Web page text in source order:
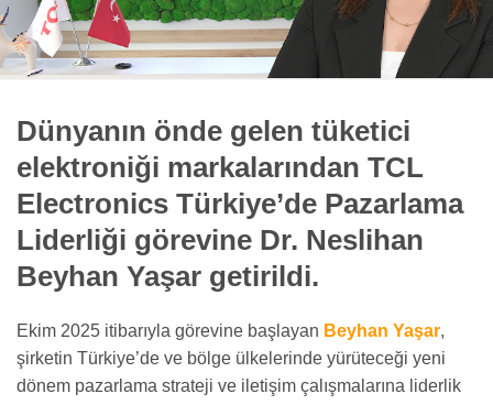
Dünyanın önde gelen tüketici
elektroniği markalarından TCL
Electronics Türkiye’de Pazarlama
Liderliği görevine Dr. Neslihan
Beyhan Yaşar getirildi.
Ekim 2025 itibarıyla görevine başlayan Beyhan Yaşar,
şirketin Türkiye’de ve bölge ülkelerinde yürüteceği yeni
dönem pazarlama strateji ve iletişim çalışmalarına liderlik